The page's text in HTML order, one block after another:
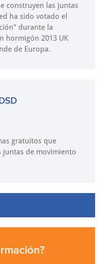
construyen las juntas
ha sido votado el
durante la
hormigón 2013 UK
de Europa.
gratuitos que
juntas de movimiento